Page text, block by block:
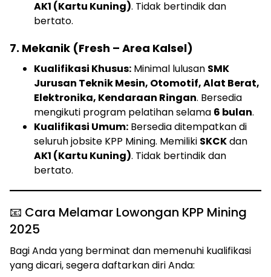
AK1 (Kartu Kuning). Tidak bertindik dan
bertato.
7. Mekanik (Fresh – Area Kalsel)
Kualifikasi Khusus: Minimal lulusan SMK
Jurusan Teknik Mesin, Otomotif, Alat Berat,
Elektronika, Kendaraan Ringan. Bersedia
mengikuti program pelatihan selama 6 bulan.
Kualifikasi Umum: Bersedia ditempatkan di
seluruh jobsite KPP Mining. Memiliki SKCKdan
AK1 (Kartu Kuning). Tidak bertindik dan
bertato.
📧 Cara Melamar Lowongan KPP Mining
2025
Bagi Anda yang berminat dan memenuhi kualifikasi
yang dicari, segera daftarkan diri Anda: